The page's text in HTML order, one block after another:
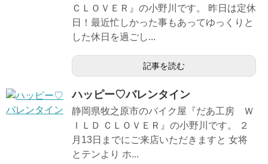
ＣＬＯＶＥＲ』の小野川です。 昨日は定休
日！最近忙しかった事もあってゆっくりと
した休日を過ごし...
記事を読む
ハッピー♡バレンタイン
静岡県牧之原市のバイク屋『だあ工房 Ｗ
ＩＬＤ ＣＬＯＶＥＲ』の小野川です。 ２
月13日までにご来店いただきますと 女将
とテンより ホ...